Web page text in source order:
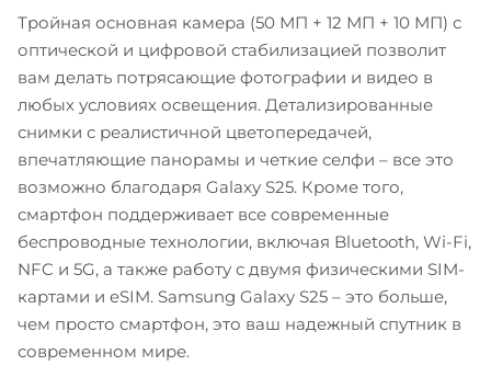
Тройная основная камера (50 МП + 12 МП + 10 МП) с
оптической и цифровой стабилизацией позволит
вам делать потрясающие фотографии и видео в
любых условиях освещения. Детализированные
снимки с реалистичной цветопередачей,
впечатляющие панорамы и четкие селфи – все это
возможно благодаря Galaxy S25. Кроме того,
смартфон поддерживает все современные
беспроводные технологии, включая Bluetooth, Wi-Fi,
NFC и 5G, а также работу с двумя физическими SIM-
картами и eSIM. Samsung Galaxy S25 – это больше,
чем просто смартфон, это ваш надежный спутник в
современном мире.